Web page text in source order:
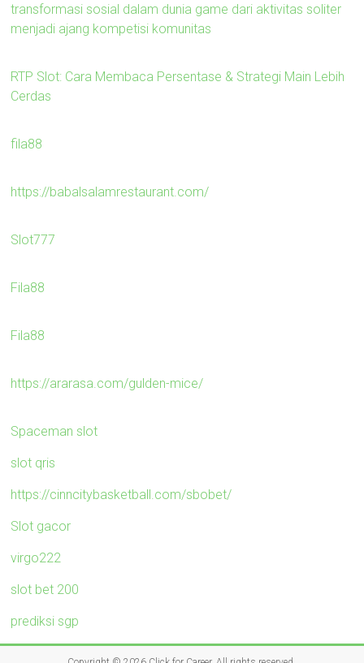
transformasi sosial dalam dunia game dari aktivitas soliter
menjadi ajang kompetisi komunitas
RTP Slot: Cara Membaca Persentase & Strategi Main Lebih
Cerdas
fila88
https://babalsalamrestaurant.com/
Slot777
Fila88
Fila88
https://ararasa.com/gulden-mice/
Spaceman slot
slot qris
https://cinncitybasketball.com/sbobet/
Slot gacor
virgo222
slot bet 200
prediksi sgp